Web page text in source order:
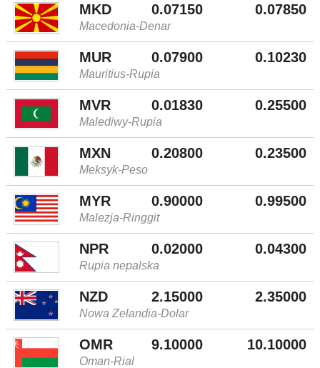
MKD 0.07150 0.07850
Macedonia-Denar
MUR 0.07900 0.10230
Mauritius-Rupia
MVR 0.01830 0.25500
Malediwy-Rupia
MXN 0.20800 0.23500
Meksyk-Peso
MYR 0.90000 0.99500
Malezja-Ringgit
NPR 0.02000 0.04300
Rupia nepalska
NZD 2.15000 2.35000
Nowa Zelandia-Dolar
OMR 9.10000 10.10000
Oman-Rial